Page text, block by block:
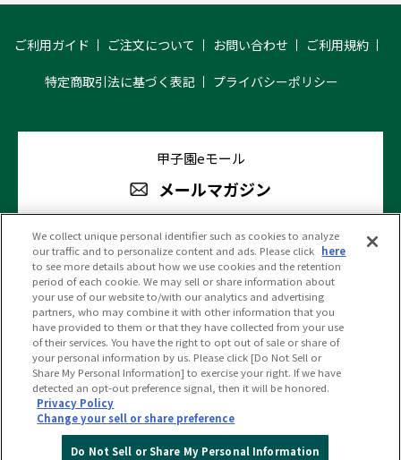
ご利用ガイド ご注文について お問い合わせ ご利用規約
特定商取引法に基づく表記 プライバシーポリシー
甲子園eモール
メールマガジン
阪神甲子園球場 公式SNS
(c)HANSHIN KOSHIEN STADIUM All Rights Reserved.
PC版を見る
We collect unique personal identifier such as cookies to analyze
our traffic and to personalize content and ads. Please click here
to see more details about how we use cookies and the retention
period of each cookie. We may sell or share information about
your use of our website to/with our analytics and advertising
partners, who may combine it with other information that you
have provided to them or that they have collected from your use
of their services. You have the right to opt out of sale or share of
your personal information by us. Please click [Do Not Sell or
Share My Personal Information] to exercise your right. If we have
detected an opt-out preference signal, then it will be honored.
Privacy Policy
Change your sell or share preference
Do Not Sell or Share My Personal Information